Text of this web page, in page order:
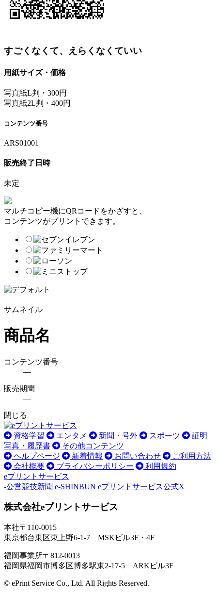
すごくなくて、えらくなくていい
用紙サイズ・価格
写真紙L判・300円
写真紙2L判・400円
コンテンツ番号
ARS01001
販売終了日時
未定
マルチコピー機にQRコードをかざすと、
コンテンツがプリントできます。
サムネイル
商品名
コンテンツ番号
―
販売期間
―
閉じる
資格学習 エンタメ 新聞・号外 スポーツ
証明
写真・履歴書
その他コンテンツ
ヘルプページ
新着情報 お問い合わせ
ご利用方法
会社概要
プライバシーポリシー
利用規約
eプリントサービス
-公営競技新聞 e-SHINBUN eプリントサービス公式X
株式会社eプリントサービス
本社〒110-0015
東京都台東区東上野6-1-7 MSKビル3F・4F
福岡事業所〒812-0013
福岡県福岡市博多区博多駅東2-17-5 ARKビル3F
© ePrint Service Co., Ltd. All Rights Reserved.